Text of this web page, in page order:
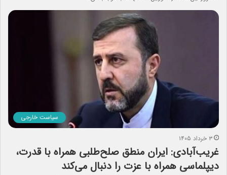
سیاست خارجی
۳ خرداد ۱۴۰۵
غریب‌آبادی: ایران منطق صلح‌طلبی همراه با قدرت،
دیپلماسی همراه با عزت را دنبال می‌کند